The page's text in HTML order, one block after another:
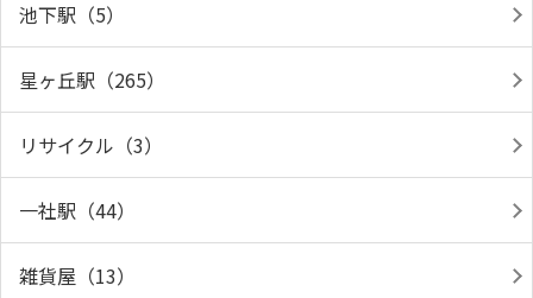
池下駅（5）
星ヶ丘駅（265）
リサイクル（3）
一社駅（44）
雑貨屋（13）